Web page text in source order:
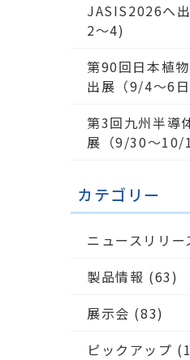
JASIS2026へ
2～4)
第90回日本植
出展（9/4〜6日
第3回九州半導
展（9/30～10/1
カテゴリー
ニュースリリー
製品情報 (63)
展示会 (83)
ピックアップ